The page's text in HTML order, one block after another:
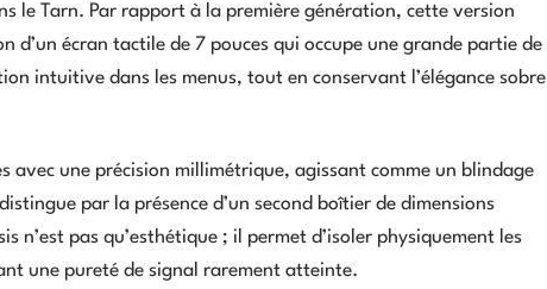
le Tarn. Par rapport à la première génération, cette version
écran tactile de 7 pouces qui occupe une grande partie de
intuitive dans les menus, tout en conservant l’élégance sobre
avec une précision millimétrique, agissant comme un blindage
par la présence d’un second boîtier de dimensions
n’est pas qu’esthétique ; il permet d’isoler physiquement les
une pureté de signal rarement atteinte.